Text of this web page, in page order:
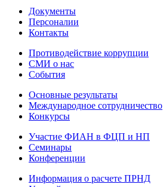
Документы
Персоналии
Контакты
Противодействие коррупции
СМИ о нас
События
Основные результаты
Международное сотрудничество
Конкурсы
Участие ФИАН в ФЦП и НП
Семинары
Конференции
Информация о расчете ПРНД